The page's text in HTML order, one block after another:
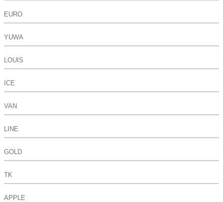
EURO
YUWA
LOUIS
ICE
VAN
LINE
GOLD
TK
APPLE